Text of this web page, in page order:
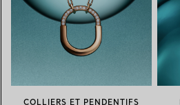
COLLIERS ET PENDENTIFS